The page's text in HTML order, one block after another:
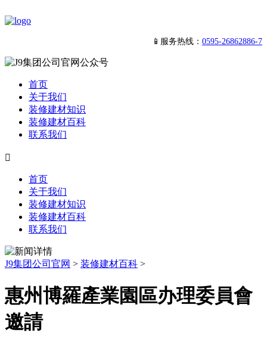
📱服务热线： 0595-26862886-7
首页
关于我们
装修建材知识
装修建材百科
联系我们

首页
关于我们
装修建材知识
装修建材百科
联系我们
J9集团公司官网 > 装修建材百科 >
惠州博羅產業園區办理委員會
邀請